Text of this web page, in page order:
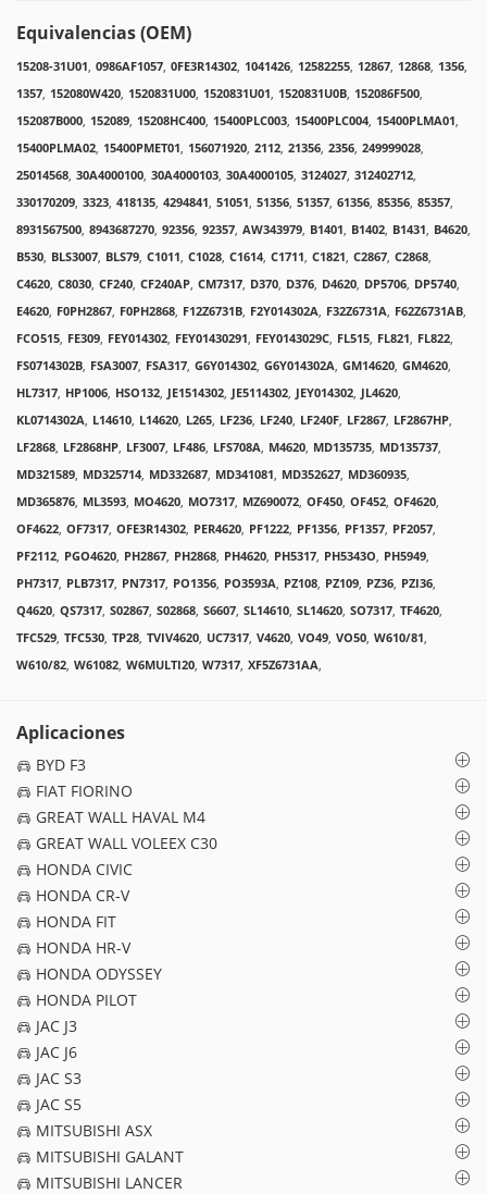
Equivalencias (OEM)
15208-31U01, 0986AF1057, 0FE3R14302, 1041426, 12582255, 12867, 12868, 1356,
1357, 152080W420, 1520831U00, 1520831U01, 1520831U0B, 152086F500,
152087B000, 152089, 15208HC400, 15400PLC003, 15400PLC004, 15400PLMA01,
15400PLMA02, 15400PMET01, 156071920, 2112, 21356, 2356, 249999028,
25014568, 30A4000100, 30A4000103, 30A4000105, 3124027, 312402712,
330170209, 3323, 418135, 4294841, 51051, 51356, 51357, 61356, 85356, 85357,
8931567500, 8943687270, 92356, 92357, AW343979, B1401, B1402, B1431, B4620,
B530, BLS3007, BLS79, C1011, C1028, C1614, C1711, C1821, C2867, C2868,
C4620, C8030, CF240, CF240AP, CM7317, D370, D376, D4620, DP5706, DP5740,
E4620, F0PH2867, F0PH2868, F12Z6731B, F2Y014302A, F32Z6731A, F62Z6731AB,
FCO515, FE309, FEY014302, FEY01430291, FEY0143029C, FL515, FL821, FL822,
FS0714302B, FSA3007, FSA317, G6Y014302, G6Y014302A, GM14620, GM4620,
HL7317, HP1006, HSO132, JE1514302, JE5114302, JEY014302, JL4620,
KL0714302A, L14610, L14620, L265, LF236, LF240, LF240F, LF2867, LF2867HP,
LF2868, LF2868HP, LF3007, LF486, LFS708A, M4620, MD135735, MD135737,
MD321589, MD325714, MD332687, MD341081, MD352627, MD360935,
MD365876, ML3593, MO4620, MO7317, MZ690072, OF450, OF452, OF4620,
OF4622, OF7317, OFE3R14302, PER4620, PF1222, PF1356, PF1357, PF2057,
PF2112, PGO4620, PH2867, PH2868, PH4620, PH5317, PH5343O, PH5949,
PH7317, PLB7317, PN7317, PO1356, PO3593A, PZ108, PZ109, PZ36, PZI36,
Q4620, QS7317, S02867, S02868, S6607, SL14610, SL14620, SO7317, TF4620,
TFC529, TFC530, TP28, TVIV4620, UC7317, V4620, VO49, VO50, W610/81,
W610/82, W61082, W6MULTI20, W7317, XF5Z6731AA,
Aplicaciones
BYD F3
FIAT FIORINO
GREAT WALL HAVAL M4
GREAT WALL VOLEEX C30
HONDA CIVIC
HONDA CR-V
HONDA FIT
HONDA HR-V
HONDA ODYSSEY
HONDA PILOT
JAC J3
JAC J6
JAC S3
JAC S5
MITSUBISHI ASX
MITSUBISHI GALANT
MITSUBISHI LANCER